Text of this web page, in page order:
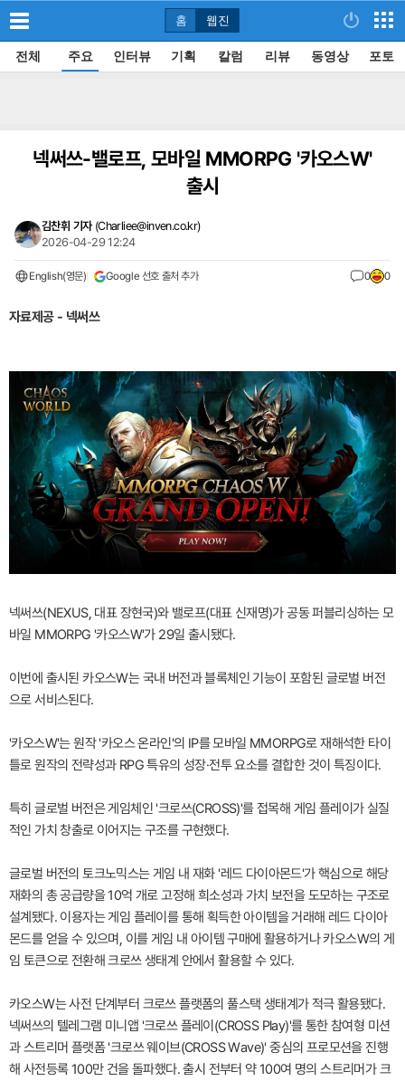
홈 웹진
전체 주요 인터뷰 기획 칼럼 리뷰 동영상 포토
넥써쓰-밸로프, 모바일 MMORPG '카오스W'
출시
김찬휘 기자 (Charliee@inven.co.kr)
2026-04-29 12:24
English(영문) Google 선호 출처 추가 0 0
자료제공 - 넥써쓰
넥써쓰(NEXUS, 대표 장현국)와 밸로프(대표 신재명)가 공동 퍼블리싱하는 모
바일 MMORPG '카오스W'가 29일 출시됐다.
이번에 출시된 카오스W는 국내 버전과 블록체인 기능이 포함된 글로벌 버전
으로 서비스된다.
'카오스W'는 원작 '카오스 온라인'의 IP를 모바일 MMORPG로 재해석한 타이
틀로 원작의 전략성과 RPG 특유의 성장·전투 요소를 결합한 것이 특징이다.
특히 글로벌 버전은 게임체인 '크로쓰(CROSS)'를 접목해 게임 플레이가 실질
적인 가치 창출로 이어지는 구조를 구현했다.
글로벌 버전의 토크노믹스는 게임 내 재화 '레드 다이아몬드'가 핵심으로 해당
재화의 총 공급량을 10억 개로 고정해 희소성과 가치 보전을 도모하는 구조로
설계됐다. 이용자는 게임 플레이를 통해 획득한 아이템을 거래해 레드 다이아
몬드를 얻을 수 있으며, 이를 게임 내 아이템 구매에 활용하거나 카오스W의 게
임 토큰으로 전환해 크로쓰 생태계 안에서 활용할 수 있다.
카오스W는 사전 단계부터 크로쓰 플랫폼의 풀스택 생태계가 적극 활용됐다.
넥써쓰의 텔레그램 미니앱 '크로쓰 플레이(CROSS Play)'를 통한 참여형 미션
과 스트리머 플랫폼 '크로쓰 웨이브(CROSS Wave)' 중심의 프로모션을 진행
해 사전등록 100만 건을 돌파했다. 출시 전부터 약 100여 명의 스트리머가 크